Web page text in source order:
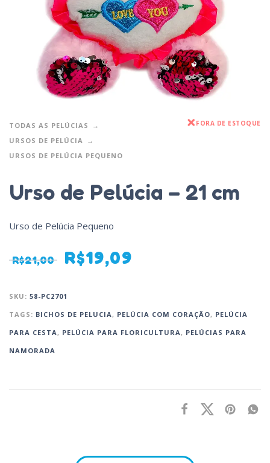
TODAS AS PELÚCIAS
URSOS DE PELÚCIA
URSOS DE PELÚCIA PEQUENO
FORA DE ESTOQUE
Urso de Pelúcia – 21 cm
Urso de Pelúcia Pequeno
R$21,00 R$19,09
SKU: 58-PC2701
TAGS: BICHOS DE PELUCIA , PELÚCIA COM CORAÇÃO, PELÚCIA
PARA CESTA‎ , PELÚCIA PARA FLORICULTURA , PELÚCIAS PARA
NAMORADA